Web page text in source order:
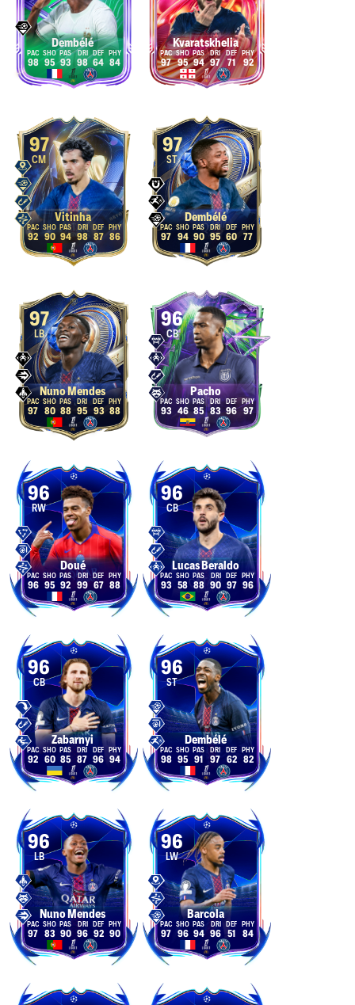
Dembélé
98 95 93 98 64 84
Kvaratskhelia
97 95 94 97 71 92
97
CM
Vitinha
92 90 94 98 87 86
97
ST
Dembélé
97 94 90 95 60 77
97
LB
Nuno Mendes
97 80 88 95 93 88
96
CB
Pacho
93 46 85 83 96 97
96
RW
Doué
96 95 92 99 67 88
96
CB
Lucas Beraldo
93 58 88 90 97 96
96
CB
Zabarnyi
92 60 85 87 96 94
96
ST
Dembélé
98 95 91 97 62 82
96
LB
Nuno Mendes
97 83 90 96 92 90
96
LW
Barcola
97 96 94 96 51 84